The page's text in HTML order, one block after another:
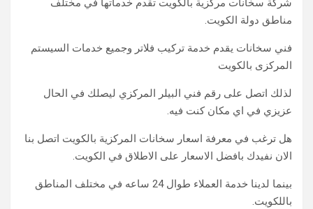
شركة سخانات مركزية بالكويت تقدم خدماتها في مختلف
مناطق دولة الكويت.
فني سخانات يقدم خدمة تركيب فلاتر وجميع خدمات السيستم
المركزى بالكويت
لذلك اتصل على رقم فني البيلر المركزي ليصلك في الحال
عزيزي في اي مكان كنت فيه.
هل ترغب في معرفة اسعار سخانات المركزية بالكويت اتصل بنا
الان نفيدك بافضل الاسعار على الاطلاق في الكويت.
بينما لدينا خدمة العملاء طوال 24 ساعه في مختلف المناطق
باللكويت.